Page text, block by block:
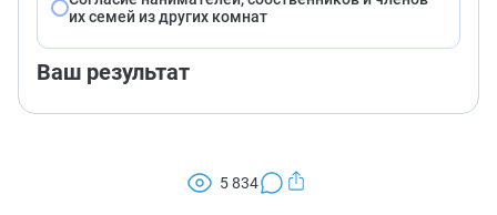
их семей из других комнат
Ваш результат
5 834